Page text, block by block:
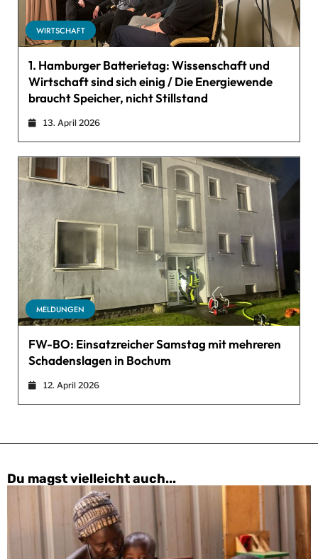
WIRTSCHAFT
1. Hamburger Batterietag: Wissenschaft und
Wirtschaft sind sich einig / Die Energiewende
braucht Speicher, nicht Stillstand
13. April 2026
MELDUNGEN
FW-BO: Einsatzreicher Samstag mit mehreren
Schadenslagen in Bochum
12. April 2026
Du magst vielleicht auch...